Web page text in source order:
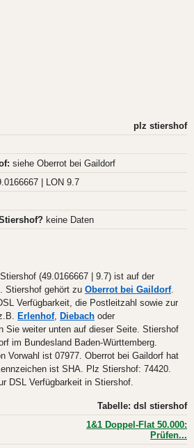
plz stiershof
siehe Oberrot bei Gaildorf
| LON 9.7
keine Daten
(49.0166667 | 9.7) ist auf der
Stiershof gehört zu Oberrot bei Gaildorf.
Verfügbarkeit, die Postleitzahl sowie zur
Erlenhof, Diebach oder
Sie weiter unten auf dieser Seite. Stiershof
im Bundesland Baden-Württemberg.
Vorwahl ist 07977. Oberrot bei Gaildorf hat
ist SHA. Plz Stiershof: 74420.
DSL Verfügbarkeit in Stiershof.
Tabelle: dsl stiershof
1&1 Doppel-Flat 50.000:
Prüfen...